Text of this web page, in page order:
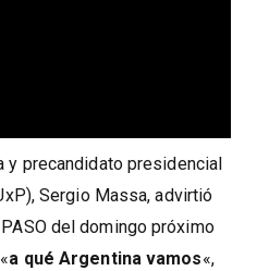
y precandidato presidencial
Sergio Massa, advirtió
del domingo próximo
a qué Argentina vamos«,